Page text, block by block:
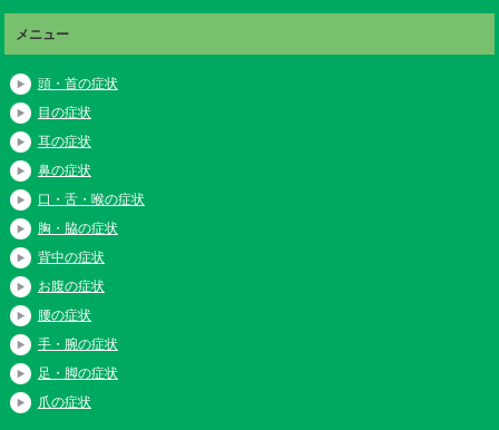
メニュー
頭・首の症状
目の症状
耳の症状
鼻の症状
口・舌・喉の症状
胸・脇の症状
背中の症状
お腹の症状
腰の症状
手・腕の症状
足・脚の症状
爪の症状